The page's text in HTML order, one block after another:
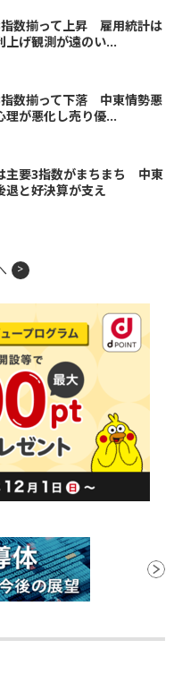
指数揃って上昇 雇用統計は
上げ観測が遠のい...
指数揃って下落 中東情勢悪
理が悪化し売り優...
主要3指数がまちまち 中東
退と好決算が支え